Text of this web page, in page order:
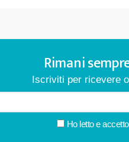
Rimani
Iscriviti per ricevere
Ho letto e